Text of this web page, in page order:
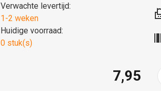
Verwachte levertijd:
1-2 weken
Huidige voorraad:
0 stuk(s)
7,95